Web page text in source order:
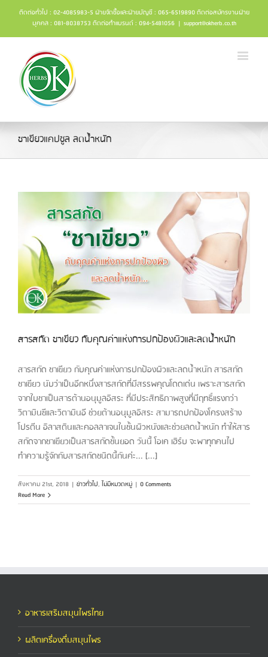
ติดต่อทั่วไป : 02-4085983-5 ฝ่ายจัดซื้อและฝ่ายบัญชี : 065-6519890 ติดต่อสมัครงานฝ่าย
บุคคล : 081-8038753 ติดต่อทำแบรนด์ : 094-5481056 | support@okherb.co.th
ชาเขียวแคปซูล ลดน้ําหนัก
สารสกัด ชาเขียว กับคุณค่าแห่งการปกป้องผิวและลดน้ำหนัก
สารสกัด ชาเขียว กับคุณค่าแห่งการปกป้องผิวและลดน้ำหนัก สารสกัด
ชาเขียว นับว่าเป็นอีกหนึ่งสารสกัดที่มีสรรพคุณโดดเด่น เพราะสารสกัด
จากใบชาเป็นสารต้านอนุมูลอิสระ ที่มีประสิทธิภาพสูงที่มีฤทธิ์แรงกว่า
วิตามินซีและวิตามินอี ช่วยต้านอนุมูลอิสระ สามารถปกป้องโครงสร้าง
โปรตีน อิลาสตินและคอลลาเจนในชั้นผิวหนังและช่วยลดน้ำหนัก ทำให้สาร
สกัดจากชาเขียวเป็นสารสกัดชั้นยอด วันนี้ โอเค เฮิร์บ จะพาทุกคนไป
ทำความรู้จักกับสารสกัดชนิดนี้กันค่ะ... [...]
สิงหาคม 21st, 2018 | ข่าวทั่วไป,ไม่มีหมวดหมู่ | 0 Comments
Read More
อาหารเสริมสมุนไพรไทย
ผลิตเครื่องดื่มสมุนไพร